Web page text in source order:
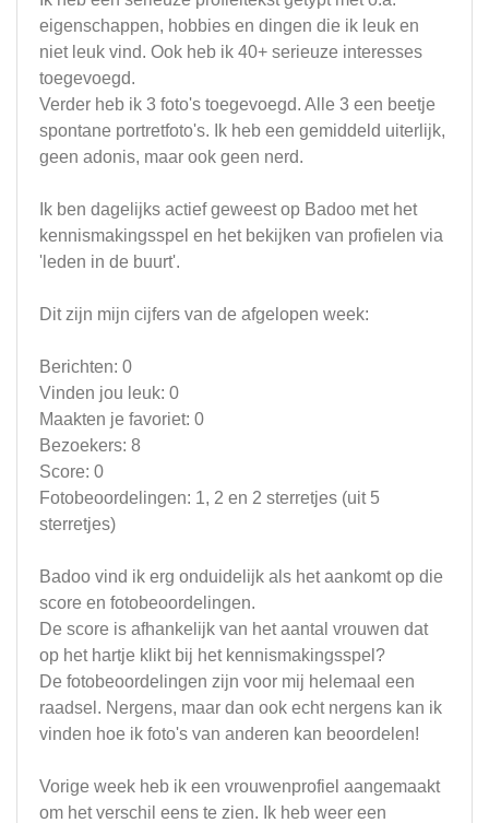
eigenschappen, hobbies en dingen die ik leuk en
niet leuk vind. Ook heb ik 40+ serieuze interesses
toegevoegd.
Verder heb ik 3 foto's toegevoegd. Alle 3 een beetje
spontane portretfoto's. Ik heb een gemiddeld uiterlijk,
geen adonis, maar ook geen nerd.
Ik ben dagelijks actief geweest op Badoo met het
kennismakingsspel en het bekijken van profielen via
'leden in de buurt'.
Dit zijn mijn cijfers van de afgelopen week:
Berichten: 0
Vinden jou leuk: 0
Maakten je favoriet: 0
Bezoekers: 8
Score: 0
Fotobeoordelingen: 1, 2 en 2 sterretjes (uit 5
sterretjes)
Badoo vind ik erg onduidelijk als het aankomt op die
score en fotobeoordelingen.
De score is afhankelijk van het aantal vrouwen dat
op het hartje klikt bij het kennismakingsspel?
De fotobeoordelingen zijn voor mij helemaal een
raadsel. Nergens, maar dan ook echt nergens kan ik
vinden hoe ik foto's van anderen kan beoordelen!
Vorige week heb ik een vrouwenprofiel aangemaakt
om het verschil eens te zien. Ik heb weer een